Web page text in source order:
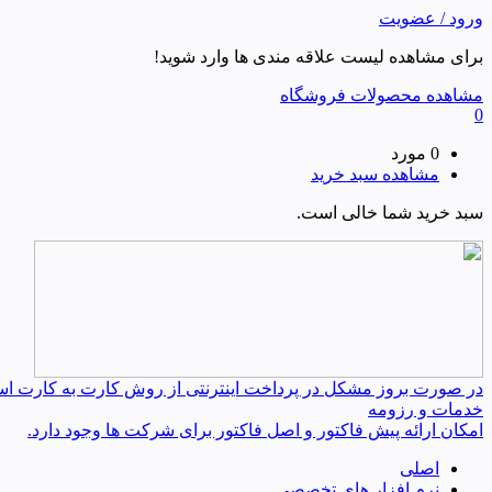
ورود / عضویت
برای مشاهده لیست علاقه مندی ها وارد شوید!
مشاهده محصولات فروشگاه
0
0 مورد
مشاهده سبد خرید
سبد خرید شما خالی است.
در صورت بروز مشکل در پرداخت اینترنتی از روش کارت به کارت
خدمات و رزومه
امکان ارائه پیش فاکتور و اصل فاکتور برای شرکت ها وجود دارد.
اصلی